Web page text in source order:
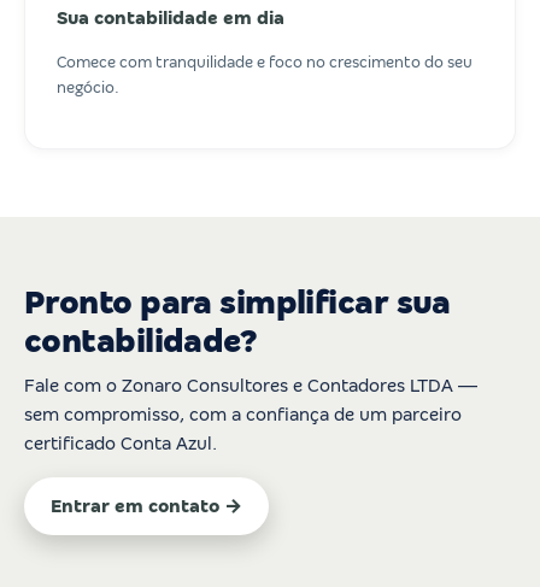
Sua contabilidade em dia
Comece com tranquilidade e foco no crescimento do seu
negócio.
Pronto para simplificar sua
contabilidade?
Fale com o Zonaro Consultores e Contadores LTDA —
sem compromisso, com a confiança de um parceiro
certificado Conta Azul.
Entrar em contato →